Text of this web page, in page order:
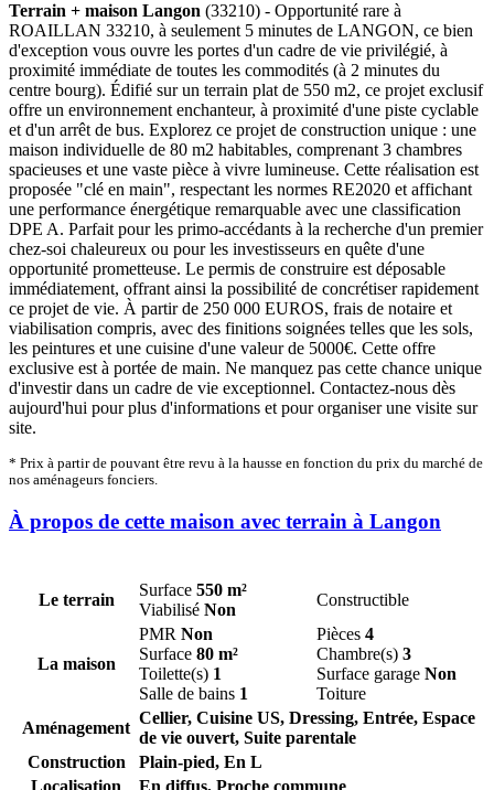
Terrain + maison Langon (33210) - Opportunité rare à
ROAILLAN 33210, à seulement 5 minutes de LANGON, ce bien
d'exception vous ouvre les portes d'un cadre de vie privilégié, à
proximité immédiate de toutes les commodités (à 2 minutes du
centre bourg). Édifié sur un terrain plat de 550 m2, ce projet exclusif
offre un environnement enchanteur, à proximité d'une piste cyclable
et d'un arrêt de bus. Explorez ce projet de construction unique : une
maison individuelle de 80 m2 habitables, comprenant 3 chambres
spacieuses et une vaste pièce à vivre lumineuse. Cette réalisation est
proposée "clé en main", respectant les normes RE2020 et affichant
une performance énergétique remarquable avec une classification
DPE A. Parfait pour les primo-accédants à la recherche d'un premier
chez-soi chaleureux ou pour les investisseurs en quête d'une
opportunité prometteuse. Le permis de construire est déposable
immédiatement, offrant ainsi la possibilité de concrétiser rapidement
ce projet de vie. À partir de 250 000 EUROS, frais de notaire et
viabilisation compris, avec des finitions soignées telles que les sols,
les peintures et une cuisine d'une valeur de 5000€. Cette offre
exclusive est à portée de main. Ne manquez pas cette chance unique
d'investir dans un cadre de vie exceptionnel. Contactez-nous dès
aujourd'hui pour plus d'informations et pour organiser une visite sur
site.
* Prix à partir de pouvant être revu à la hausse en fonction du prix du marché de
nos aménageurs fonciers.
À propos de cette maison avec terrain à Langon
Le terrain
Surface 550 m²
Viabilisé Non
Constructible
La maison
PMR Non
Surface 80 m²
Toilette(s) 1
Salle de bains 1
Pièces 4
Chambre(s) 3
Surface garage Non
Toiture
Aménagement
Cellier, Cuisine US, Dressing, Entrée, Espace
de vie ouvert, Suite parentale
Construction
Plain-pied, En L
Localisation
En diffus, Proche commune